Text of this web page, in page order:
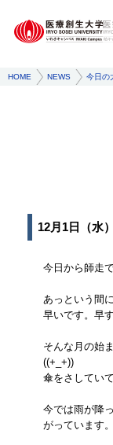
HOME NEWS 今日の
12月1日（水）
今日から師走で
あっという間
早いです。早
そんな月の始
((+_+))
傘をさしてい
今では雨が降
がっています。